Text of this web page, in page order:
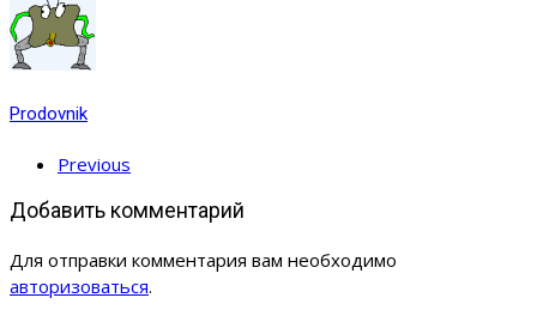
Prodovnik
Previous
Добавить комментарий
Для отправки комментария вам необходимо
авторизоваться.